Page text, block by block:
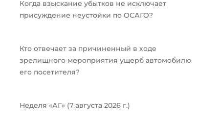
Когда взыскание убытков не исключает
присуждение неустойки по ОСАГО?
Кто отвечает за причиненный в ходе
зрелищного мероприятия ущерб автомобилю
его посетителя?
Неделя «АГ» (7 августа 2026 г.)